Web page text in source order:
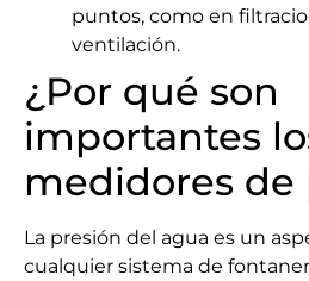
puntos, como en
ventilación.
¿Por qué son
importantes
medidores de
La presión del agua es un
cualquier sistema de